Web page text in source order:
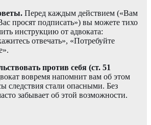
Перед каждым действием («Вам
просят подписать») вы можете тихо
инструкцию от адвоката:
отвечать», «Потребуйте
против себя (ст. 51
вовремя напомнит вам об этом
следствия стали опасными. Без
забывает об этой возможности.